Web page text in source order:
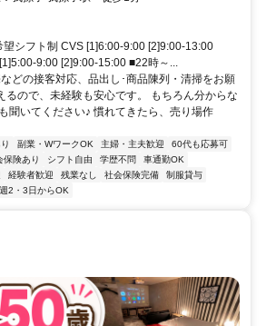
望シフト制 CVS [1]6:00-9:00 [2]9:00-13:00
9:00 [2]9:00-15:00 ■22時～...
どの接客対応、品出し･商品陳列・清掃をお願
るので、未経験も安心です。 もちろん分からな
聞いてください♪ 慣れてきたら、売り場作
副業・WワークOK 主婦・主夫歓迎
60代も応募可
保険あり シフト自由 学歴不問
車通勤OK
経験者歓迎 残業なし 社会保険完備
制服貸与
週2・3日からOK